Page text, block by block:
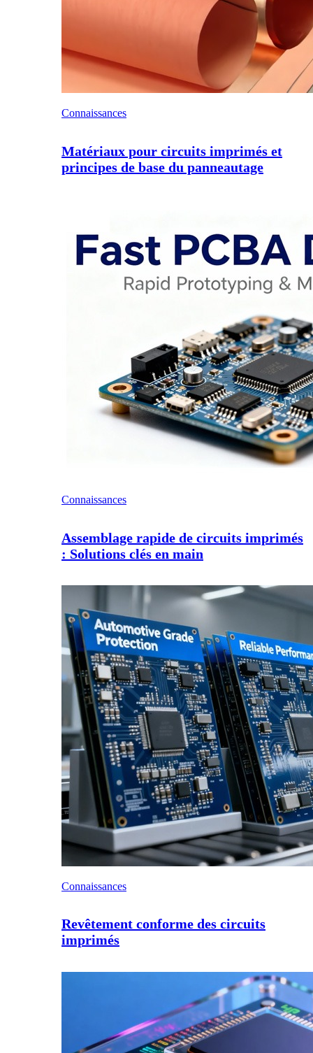
Connaissances
Matériaux pour circuits imprimés et
principes de base du panneautage
Connaissances
Assemblage rapide de circuits imprimés
: Solutions clés en main
Connaissances
Revêtement conforme des circuits
imprimés